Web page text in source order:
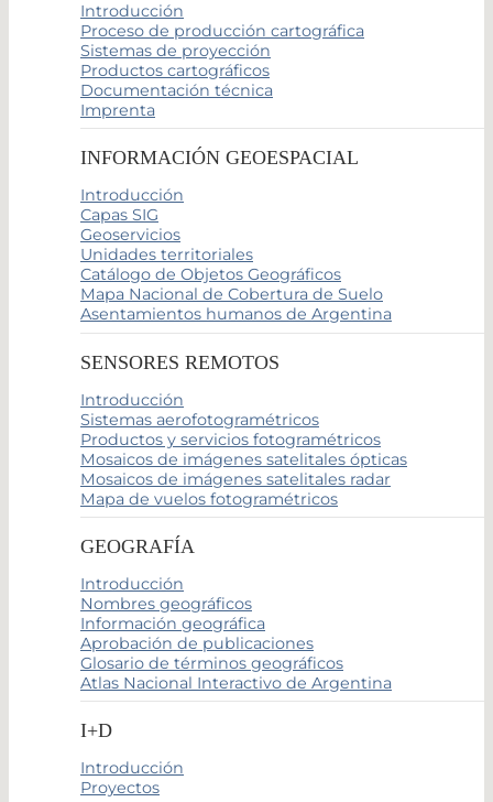
Introducción
Proceso de producción cartográfica
Sistemas de proyección
Productos cartográficos
Documentación técnica
Imprenta
INFORMACIÓN GEOESPACIAL
Introducción
Capas SIG
Geoservicios
Unidades territoriales
Catálogo de Objetos Geográficos
Mapa Nacional de Cobertura de Suelo
Asentamientos humanos de Argentina
SENSORES REMOTOS
Introducción
Sistemas aerofotogramétricos
Productos y servicios fotogramétricos
Mosaicos de imágenes satelitales ópticas
Mosaicos de imágenes satelitales radar
Mapa de vuelos fotogramétricos
GEOGRAFÍA
Introducción
Nombres geográficos
Información geográfica
Aprobación de publicaciones
Glosario de términos geográficos
Atlas Nacional Interactivo de Argentina
I+D
Introducción
Proyectos